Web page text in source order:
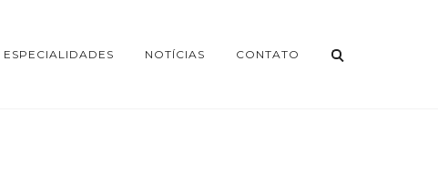
ESPECIALIDADES NOTÍCIAS CONTATO